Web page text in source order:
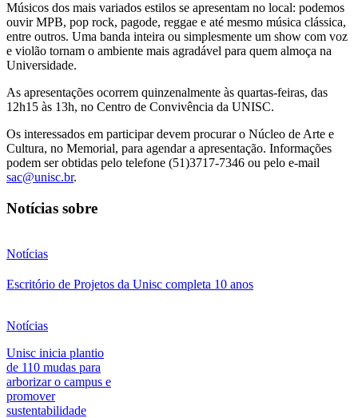
Músicos dos mais variados estilos se apresentam no local: podemos
ouvir MPB, pop rock, pagode, reggae e até mesmo música clássica,
entre outros. Uma banda inteira ou simplesmente um show com voz
e violão tornam o ambiente mais agradável para quem almoça na
Universidade.
As apresentações ocorrem quinzenalmente às quartas-feiras, das
12h15 às 13h, no Centro de Convivência da UNISC.
Os interessados em participar devem procurar o Núcleo de Arte e
Cultura, no Memorial, para agendar a apresentação. Informações
podem ser obtidas pelo telefone (51)3717-7346 ou pelo e-mail
sac@unisc.br.
Notícias sobre
Notícias
Escritório de Projetos da Unisc completa 10 anos
Notícias
Unisc inicia plantio
de 110 mudas para
arborizar o campus e
promover
sustentabilidade